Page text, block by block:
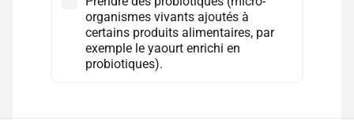
organismes vivants ajoutés à
certains produits alimentaires, par
exemple le yaourt enrichi en
probiotiques).